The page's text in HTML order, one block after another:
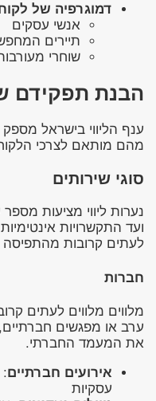
דמוגרפיה של
אנשי עסקים
תיירים
שוחרי
הבנת תפקידם
ענף הליווי בישראל מספק
מהם מותאם לצרכי
סוגי שירותים
נערות ליווי מציעות
ועד התקשרויות
לעתים קרובות מהתפיסה
חברות
ערב או מפגשים
את המעמד החברתי.
אירועים חברתיים:
עסקיות